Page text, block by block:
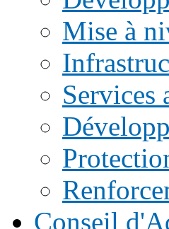
Mise à
Services
Conseil